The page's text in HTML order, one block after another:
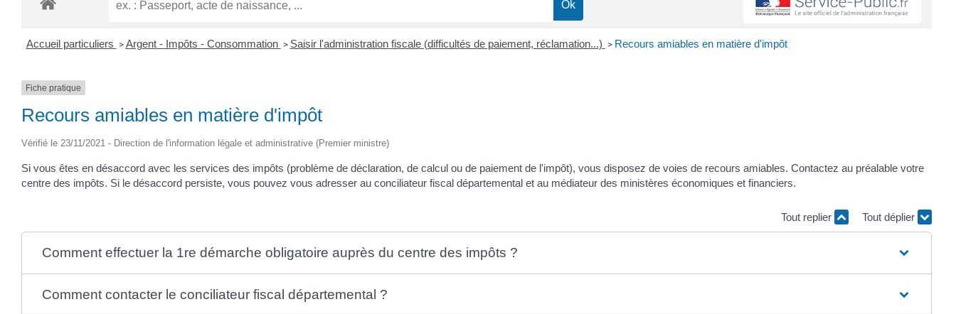
Accueil particuliers > Argent - Impôts - Consommation > Saisir l'administration fiscale (difficultés de paiement, réclamation...) > Recours amiables en matière d'impôt
Fiche pratique
Recours amiables en matière d'impôt
Vérifié le 23/11/2021 - Direction de l'information légale et administrative (Premier ministre)
Si vous êtes en désaccord avec les services des impôts (problème de déclaration, de calcul ou de paiement de l'impôt), vous disposez de voies de recours amiables. Contactez au préalable votre
centre des impôts. Si le désaccord persiste, vous pouvez vous adresser au conciliateur fiscal départemental et au médiateur des ministères économiques et financiers.
Tout replier Tout déplier
Comment effectuer la 1re démarche obligatoire auprès du centre des impôts ?
Comment contacter le conciliateur fiscal départemental ?